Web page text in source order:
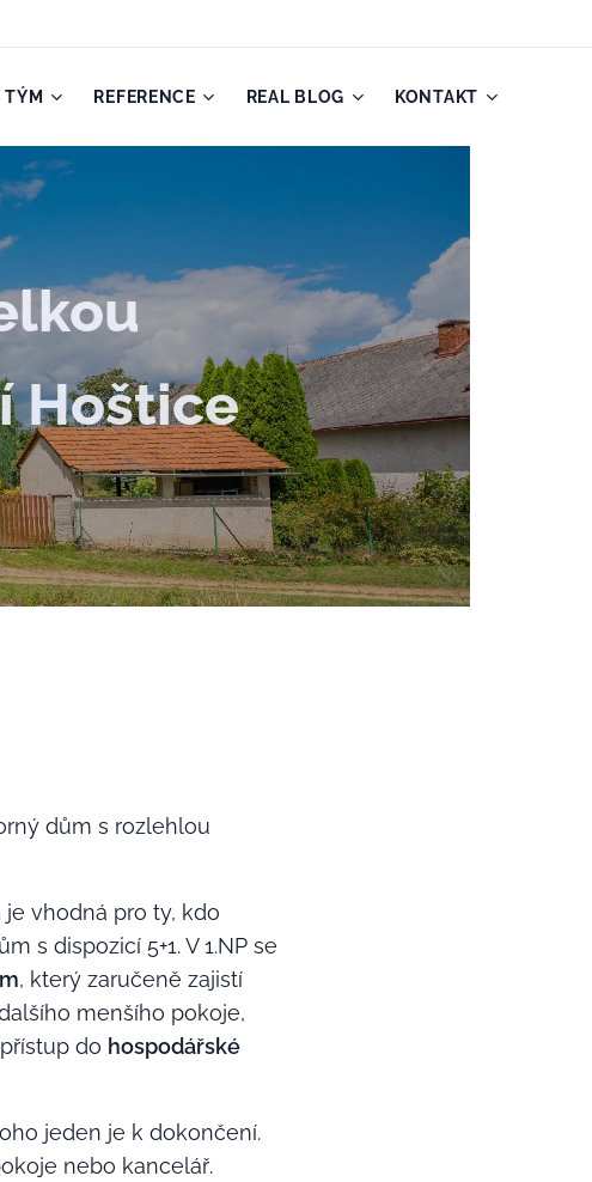
TÝM REFERENCE REAL BLOG KONTAKT
Hoštice
dům s rozlehlou
vhodná pro ty, kdo
s dispozicí 5+1. V 1.NP se
, který zaručeně zajistí
menšího pokoje,
do hospodářské
jeden je k dokončení.
nebo kancelář.